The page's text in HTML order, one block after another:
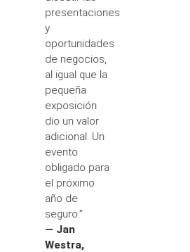
presentaciones
y
oportunidades
de negocios,
al igual que la
pequeña
exposición
dio un valor
adicional. Un
evento
obligado para
el próximo
año de
seguro.”
— Jan
Westra,